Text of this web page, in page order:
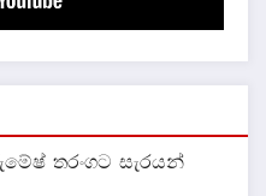
තරංගට සැරයන්